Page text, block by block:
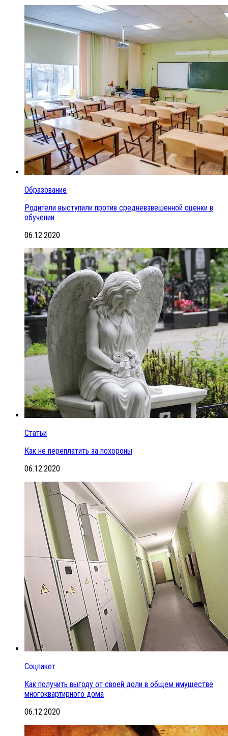
Образование
Родители выступили против средневзвешенной оценки в
обучении
06.12.2020
Статьи
Как не переплатить за похороны
06.12.2020
Соцпакет
Как получить выгоду от своей доли в общем имуществе
многоквартирного дома
06.12.2020